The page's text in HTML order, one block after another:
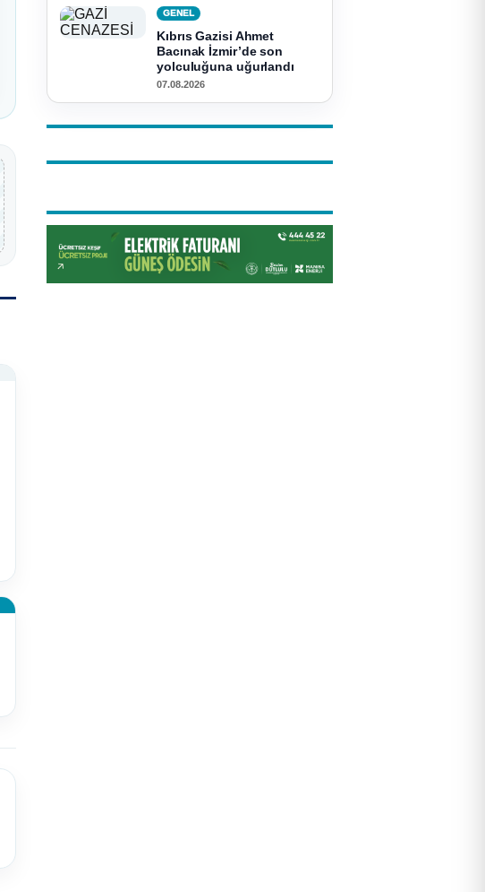
GENEL
Kıbrıs Gazisi Ahmet
Bacınak İzmir’de son
yolculuğuna uğurlandı
07.08.2026